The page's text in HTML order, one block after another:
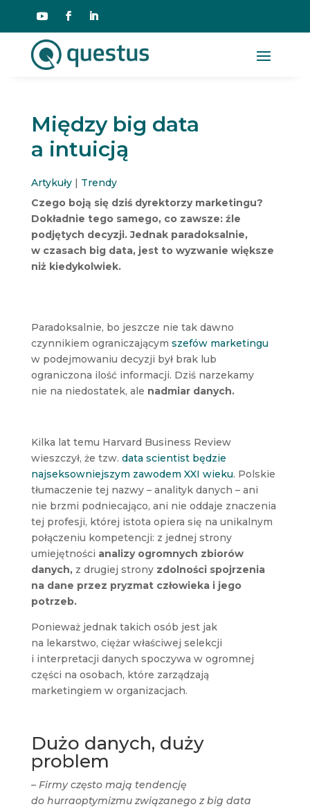
Między big data
a intuicją
Artykuły| Trendy
Czego boją się dziś dyrektorzy marketingu?
Dokładnie tego samego, co zawsze: źle
podjętych decyzji. Jednak paradoksalnie,
w czasach big data, jest to wyzwanie większe
niż kiedykolwiek.
Paradoksalnie, bo jeszcze nie tak dawno
czynnikiem ograniczającym szefów marketingu
w podejmowaniu decyzji był brak lub
ograniczona ilość informacji. Dziś narzekamy
nie na niedostatek, ale nadmiar danych.
Kilka lat temu Harvard Business Review
wieszczył, że tzw. data scientist będzie
najseksowniejszym zawodem XXI wieku. Polskie
tłumaczenie tej nazwy – analityk danych – ani
nie brzmi podniecająco, ani nie oddaje znaczenia
tej profesji, której istota opiera się na unikalnym
połączeniu kompetencji: z jednej strony
umiejętności analizy ogromnych zbiorów
danych,z drugiej strony zdolności spojrzenia
na dane przez pryzmat człowieka i jego
potrzeb.
Ponieważ jednak takich osób jest jak
na lekarstwo, ciężar właściwej selekcji
i interpretacji danych spoczywa w ogromnej
części na osobach, które zarządzają
marketingiem w organizacjach.
Dużo danych, duży
problem
– Firmy często mają tendencję
do hurraoptymizmu związanego z big data